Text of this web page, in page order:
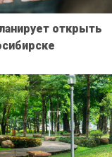
открыть